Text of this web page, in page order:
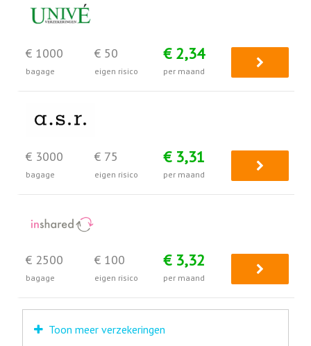
€ 1000
bagage
€ 50
eigen risico
€ 2,34
per maand
€ 3000
bagage
€ 75
eigen risico
€ 3,31
per maand
€ 2500
bagage
€ 100
eigen risico
€ 3,32
per maand
Toon meer verzekeringen